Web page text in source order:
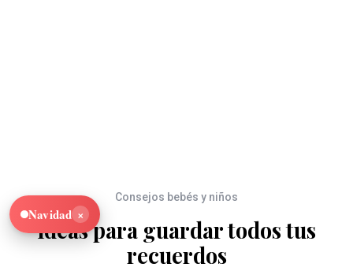
Consejos bebés y niños
Ideas para guardar todos tus
recuerdos
Navidad ×